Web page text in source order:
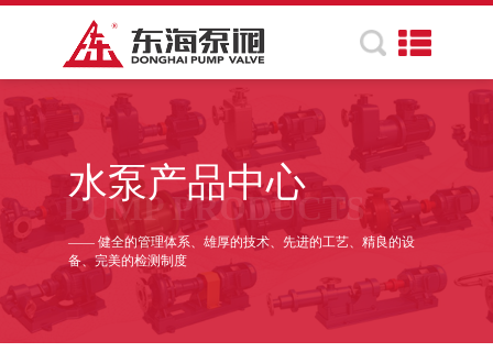
水泵产品中心
PUMP PRODUCTS
—— 健全的管理体系、雄厚的技术、先进的工艺、精良的设
备、完美的检测制度